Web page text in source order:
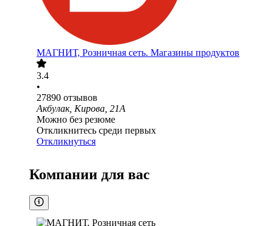
МАГНИТ, Розничная сеть. Магазины продуктов
3.4
•
27890 отзывов
Акбулак, Кирова, 21А
Можно без резюме
Откликнитесь среди первых
Откликнуться
Компании для вас